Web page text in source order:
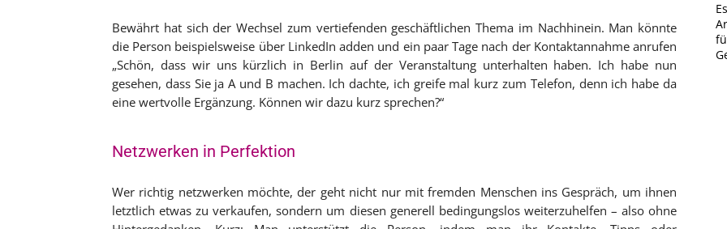
Bewährt hat sich der Wechsel zum vertiefenden geschäftlichen Thema im Nachhinein. Man könnte
die Person beispielsweise über LinkedIn adden und ein paar Tage nach der Kontaktannahme anrufen
„Schön, dass wir uns kürzlich in Berlin auf der Veranstaltung unterhalten haben. Ich habe nun
gesehen, dass Sie ja A und B machen. Ich dachte, ich greife mal kurz zum Telefon, denn ich habe da
eine wertvolle Ergänzung. Können wir dazu kurz sprechen?“
Netzwerken in Perfektion
Wer richtig netzwerken möchte, der geht nicht nur mit fremden Menschen ins Gespräch, um ihnen
letztlich etwas zu verkaufen, sondern um diesen generell bedingungslos weiterzuhelfen – also ohne